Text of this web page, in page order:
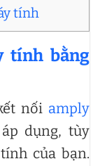
tính
tính bằng
nối amply
dụng, tùy
của bạn.